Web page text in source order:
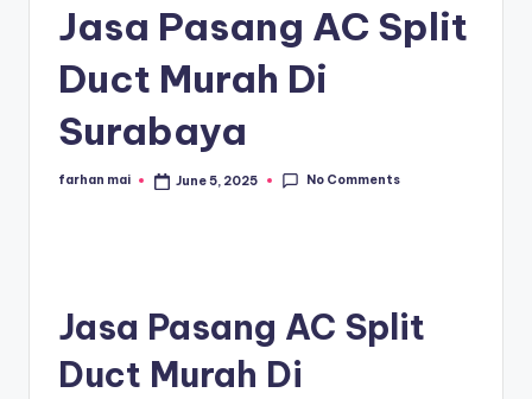
Jasa Pasang AC Split
Duct Murah Di
Surabaya
Posted
farhan mai June 5, 2025 No Comments
Jasa Pasang AC Split
Duct Murah Di